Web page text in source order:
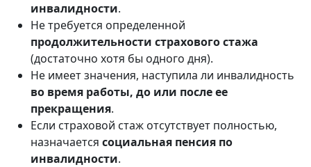
инвалидности.
Не требуется определенной
продолжительности страхового стажа
(достаточно хотя бы одного дня).
Не имеет значения, наступила ли инвалидность
во время работы, до или после ее
прекращения.
Если страховой стаж отсутствует полностью,
назначается социальная пенсия по
инвалидности.